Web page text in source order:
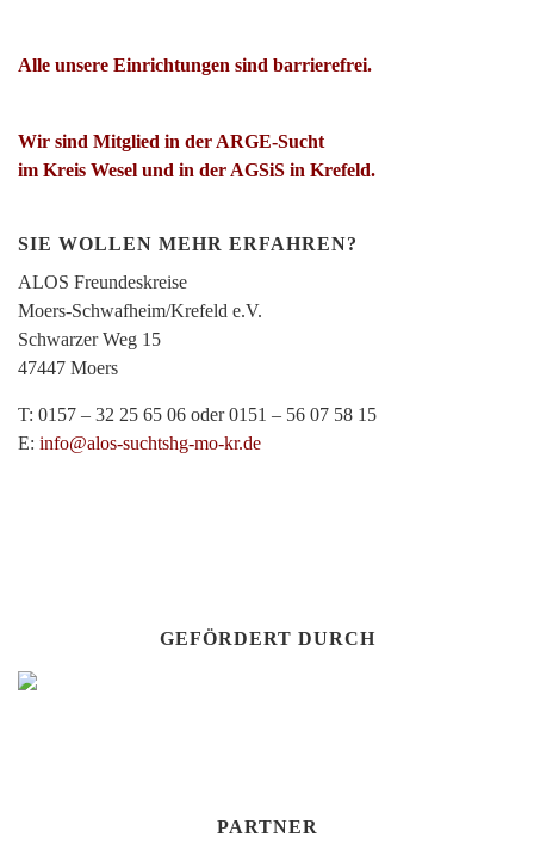
Alle unsere Einrichtungen sind barrierefrei.
Wir sind Mitglied in der ARGE-Sucht
im Kreis Wesel und in der AGSiS in Krefeld.
SIE WOLLEN MEHR ERFAHREN?
ALOS Freundeskreise
Moers-Schwafheim/Krefeld e.V.
Schwarzer Weg 15
47447 Moers
T: 0157 – 32 25 65 06 oder 0151 – 56 07 58 15
E: info@alos-suchtshg-mo-kr.de
GEFÖRDERT DURCH
PARTNER